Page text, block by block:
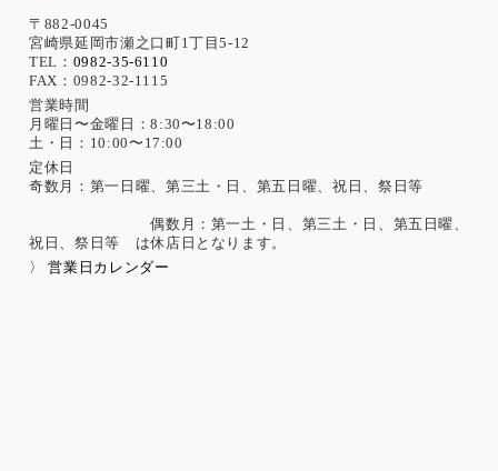
〒882-0045
宮崎県延岡市瀬之口町1丁目5-12
TEL： 0982-35-6110
FAX：0982-32-1115
営業時間
月曜日〜金曜日：8:30〜18:00
土・日：10:00〜17:00
定休日
奇数月：第一日曜、第三土・日、第五日曜、祝日、祭日等
偶数月：第一土・日、第三土・日、第五日曜、
祝日、祭日等 は休店日となります。
〉 営業日カレンダー